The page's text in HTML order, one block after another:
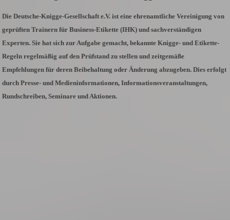
Die Deutsche-Knigge-Gesellschaft e.V. ist eine ehrenamtliche Vereinigung von
geprüften Trainern für Business-Etikette (IHK) und sachverständigen
Experten. Sie hat sich zur Aufgabe gemacht, bekannte Knigge- und Etikette-
Regeln regelmäßig auf den Prüfstand zu stellen und zeitgemäße
Empfehlungen für deren Beibehaltung oder Änderung abzugeben. Dies erfolgt
durch Presse- und Medieninformationen, Informationsveranstaltungen,
Rundschreiben, Seminare und Aktionen.